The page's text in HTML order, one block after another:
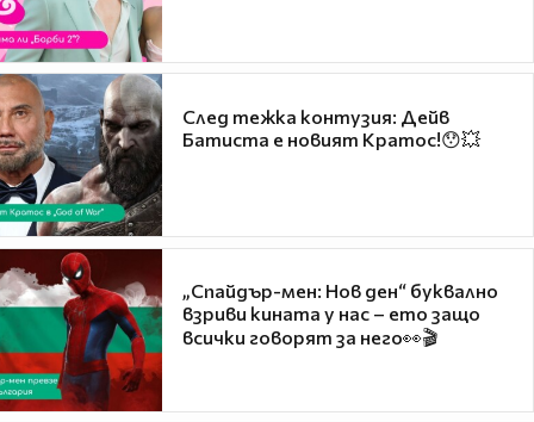
След тежка контузия: Дейв
Батиста е новият Кратос!😯💥
„Спайдър-мен: Нов ден“ буквално
взриви кината у нас – ето защо
всички говорят за него👀🎬